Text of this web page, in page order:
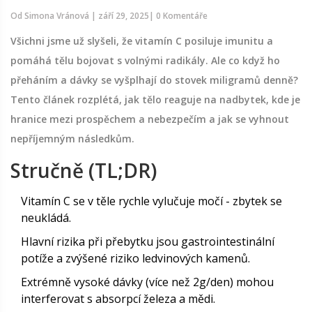
Od Simona Vránová | září 29, 2025| 0 Komentáře
Všichni jsme už slyšeli, že vitamín C posiluje imunitu a
pomáhá tělu bojovat s volnými radikály. Ale co když ho
přeháním a dávky se vyšplhají do stovek miligramů denně?
Tento článek rozplétá, jak tělo reaguje na nadbytek, kde je
hranice mezi prospěchem a nebezpečím a jak se vyhnout
nepříjemným následkům.
Stručně (TL;DR)
Vitamín C se v těle rychle vylučuje močí - zbytek se
neukládá.
Hlavní rizika při přebytku jsou gastrointestinální
potíže a zvýšené riziko ledvinových kamenů.
Extrémně vysoké dávky (více než 2g/den) mohou
interferovat s absorpcí železa a mědi.